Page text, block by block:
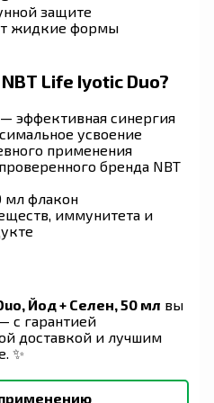
защите
жидкие формы
Life Iyotic Duo?
— эффективная синергия
усвоение
применения
бренда NBT
мл флакон
иммунитета и
Йод + Селен, 50 мл вы
с гарантией
доставкой и лучшим
✨